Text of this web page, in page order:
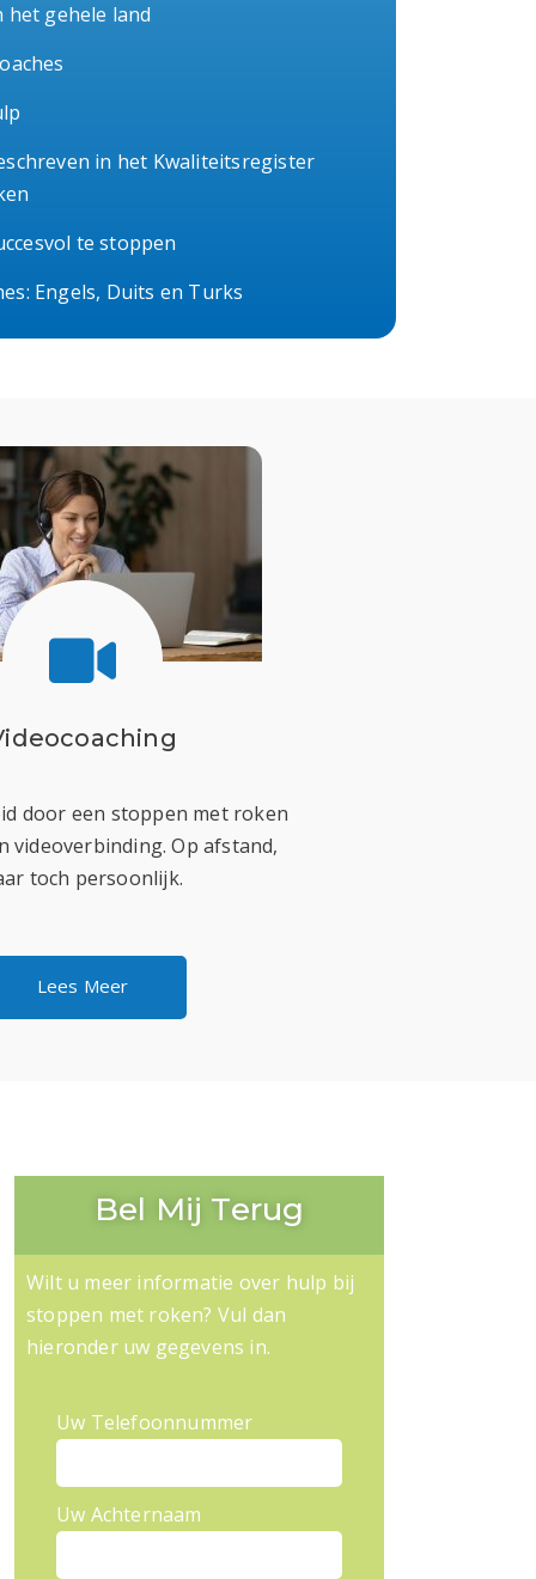
het gehele land
in het Kwaliteitsregister
te stoppen
Engels, Duits en Turks
door een stoppen met roken
videoverbinding. Op afstand,
toch persoonlijk.
Lees Meer
Bel Mij Terug
Wilt u meer informatie over hulp bij
stoppen met roken? Vul dan
hieronder uw gegevens in.
Uw Telefoonnummer
Uw Achternaam